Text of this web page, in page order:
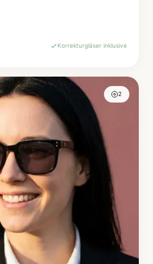
Korrekturgläser inklusive
2